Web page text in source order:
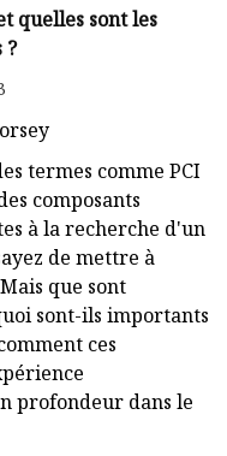
quelles sont les
?
termes comme PCI
composants
à la recherche d'un
de mettre à
que sont
sont-ils importants
ces
profondeur dans le